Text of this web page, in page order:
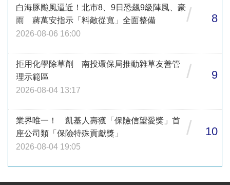
白海豚颱風逼近！北市8、9日恐飆9級陣風、豪
雨 蔣萬安指示「料敵從寬」全面整備
2026-08-06 16:00
/ 8
拒用化學除草劑 南投環保局推動雜草友善管
理示範區
2026-08-04 13:17
/ 9
業界唯一！ 凱基人壽獲「保險信望愛獎」首
座公司類「保險特殊貢獻獎」
2026-08-04 19:05
/ 10